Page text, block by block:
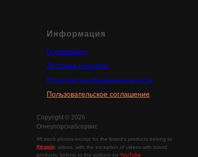
Информация
О компании
Доставка и оплата
Политика конфиденциальности
Пользовательское соглашение
Copyright © 2026
Огнеупорснабсервис
All stock photos except for the brand's products belong to
Freepik
All stock videos, with the exception of videos with brand
products, belong to the authors on YouTube